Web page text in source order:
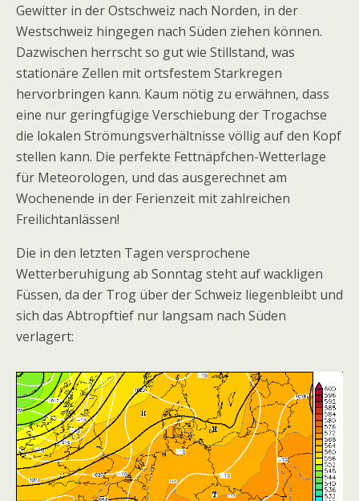
Gewitter in der Ostschweiz nach Norden, in der
Westschweiz hingegen nach Süden ziehen können.
Dazwischen herrscht so gut wie Stillstand, was
stationäre Zellen mit ortsfestem Starkregen
hervorbringen kann. Kaum nötig zu erwähnen, dass
eine nur geringfügige Verschiebung der Trogachse
die lokalen Strömungsverhältnisse völlig auf den Kopf
stellen kann. Die perfekte Fettnäpfchen-Wetterlage
für Meteorologen, und das ausgerechnet am
Wochenende in der Ferienzeit mit zahlreichen
Freilichtanlässen!
Die in den letzten Tagen versprochene
Wetterberuhigung ab Sonntag steht auf wackligen
Füssen, da der Trog über der Schweiz liegenbleibt und
sich das Abtropftief nur langsam nach Süden
verlagert: